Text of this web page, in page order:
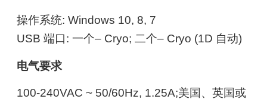
操作系统: Windows 10, 8, 7
USB 端口: 一个– Cryo; 二个– Cryo (1D 自动)
电气要求
100-240VAC ~ 50/60Hz, 1.25A;美国、英国或